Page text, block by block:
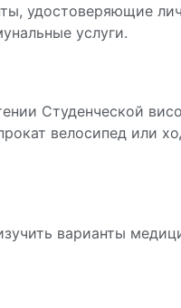
удостоверяющие
услуги.
Студенческой
велосипед или
варианты